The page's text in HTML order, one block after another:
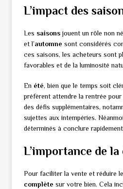
L’impact des
Les saisons jouent un rôle non
et l’automne sont considérés
ces saisons, les acheteurs sont
favorables et de la luminosité
En été, bien que le temps soit
préfèrent attendre la rentrée
des défis supplémentaires,
sujettes aux intempéries.
déterminés à conclure
L’importance de
Pour faciliter la vente et réduire
complète sur votre bien. Cela